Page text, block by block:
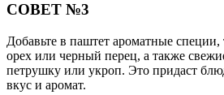
СОВЕТ №3
Добавьте в паштет ароматные
орех или черный перец, а также
петрушку или укроп. Это придаст
вкус и аромат.